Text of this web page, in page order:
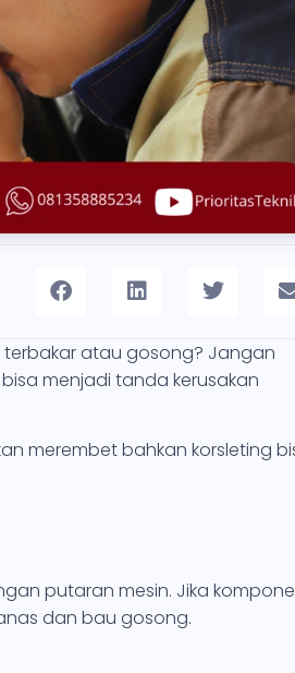
terbakar atau gosong? Jangan
menjadi tanda kerusakan
merembet bahkan korsleting
putaran mesin. Jika
dan bau gosong.